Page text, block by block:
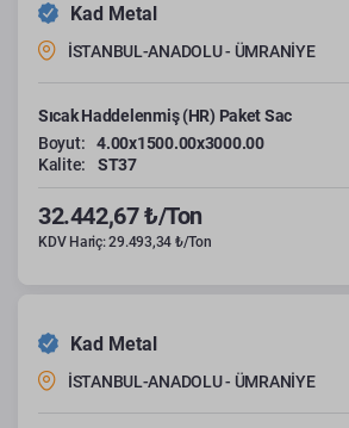
Kad Metal
İSTANBUL-ANADOLU - ÜMRANİYE
Sıcak Haddelenmiş (HR) Paket Sac
Boyut:
4.00x1500.00x3000.00
Kalite:
ST37
32.442,67 ₺/Ton
KDV Hariç: 29.493,34 ₺/Ton
Kad Metal
İSTANBUL-ANADOLU - ÜMRANİYE